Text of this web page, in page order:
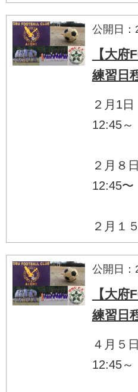
公開日：
【大
練習日
２月1
12:45～
２月８
12:45〜
２月１
公開日：
【大
練習日
４月５
12:45～